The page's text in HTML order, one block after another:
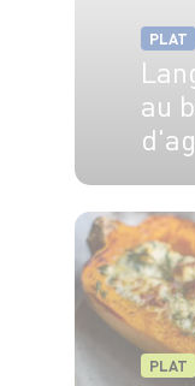
PLAT
au
PLAT